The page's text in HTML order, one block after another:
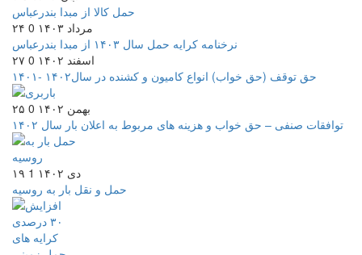
حمل کالا از مبدا بندرعباس
۲۴ مرداد ۱۴۰۳
0
نرخنامه کرایه حمل سال ۱۴۰۳ از مبدا بندرعباس
۲۷ اسفند ۱۴۰۲
0
حق توقف (حق خواب) انواع کامیون و کشنده در سال۱۴۰۲ -۱۴۰۱
۲۵ بهمن ۱۴۰۲
0
توافقات صنفی – حق خواب و هزینه های مربوط به اعلان بار سال ۱۴۰۲
۱۹ دی ۱۴۰۲
1
حمل و نقل بار به روسیه